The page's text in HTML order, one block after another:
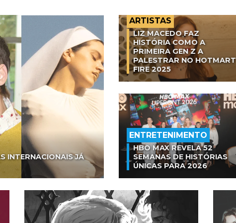
INTERNACIONAIS JÁ
ARTISTAS
LIZ MACEDO FAZ
HISTÓRIA COMO A
PRIMEIRA GEN Z A
PALESTRAR NO HOTMART
FIRE 2025
ENTRETENIMENTO
HBO MAX REVELA 52
SEMANAS DE HISTÓRIAS
ÚNICAS PARA 2026